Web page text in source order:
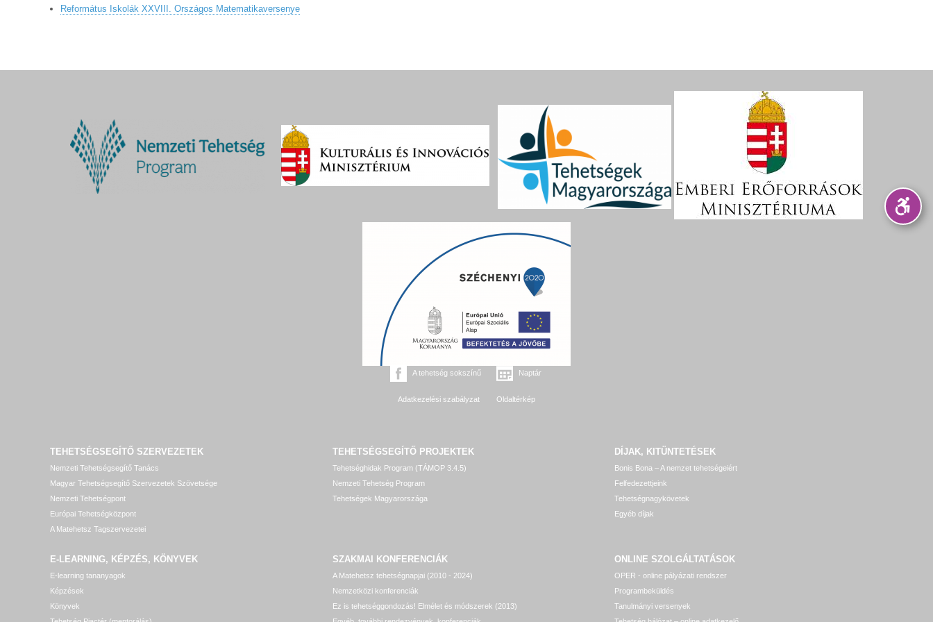
Református Iskolák XXVIII. Országos Matematikaversenye
A tehetség sokszínű Naptár
Adatkezelési szabályzat Oldaltérkép
TEHETSÉGSEGÍTŐ SZERVEZETEK
Nemzeti Tehetségsegítő Tanács
Magyar Tehetségsegítő Szervezetek Szövetsége
Nemzeti Tehetségpont
Európai Tehetségközpont
A Matehetsz Tagszervezetei
TEHETSÉGSEGÍTŐ PROJEKTEK
Tehetséghidak Program (TÁMOP 3.4.5)
Nemzeti Tehetség Program
Tehetségek Magyarországa
DÍJAK, KITÜNTETÉSEK
Bonis Bona – A nemzet tehetségeiért
Felfedezettjeink
Tehetségnagykövetek
Egyéb díjak
E-LEARNING, KÉPZÉS, KÖNYVEK
E-learning tananyagok
Képzések
Könyvek
SZAKMAI KONFERENCIÁK
A Matehetsz tehetségnapjai (2010 - 2024)
Nemzetközi konferenciák
Ez is tehetséggondozás! Elmélet és módszerek (2013)
ONLINE SZOLGÁLTATÁSOK
OPER - online pályázati rendszer
Programbeküldés
Tanulmányi versenyek